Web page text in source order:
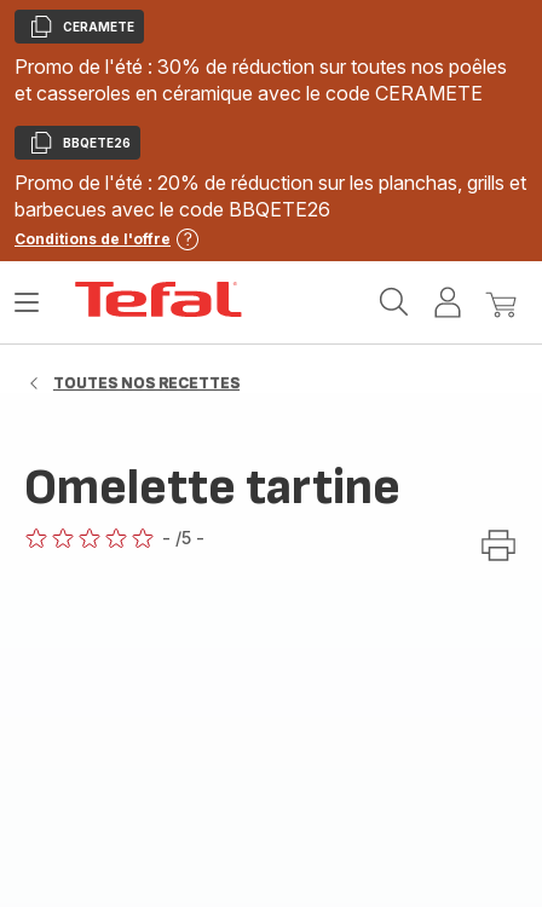
Copier
CERAMETE
Promo de l'été : 30% de réduction sur toutes nos poêles
et casseroles en céramique avec le code CERAMETE
Copier
BBQETE26
Promo de l'été : 20% de réduction sur les planchas, grills et
barbecues avec le code BBQETE26
Conditions de l'offre
MonMon
Ouvrir
TOUTES NOS RECETTES
Omelette tartine
- /5 -